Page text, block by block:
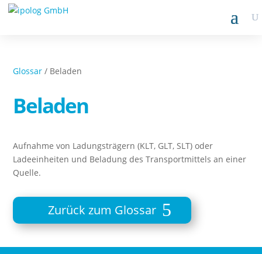
Glossar / Beladen
Beladen
Aufnahme von Ladungsträgern (KLT, GLT, SLT) oder
Ladeeinheiten und Beladung des Transportmittels an einer
Quelle.
Zurück zum Glossar